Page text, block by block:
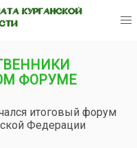
КУРГАНСКОЙ
ФОРУМЕ
итоговый форум
Федерации